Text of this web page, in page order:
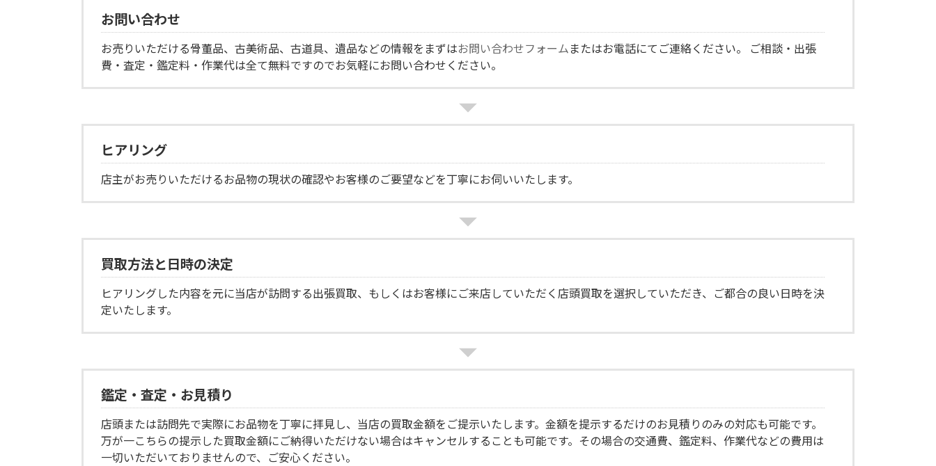
お問い合わせ
お売りいただける骨董品、古美術品、古道具、遺品などの情報をまずはお問い合わせフォーム またはお電話にてご連絡ください。 ご相談・出張
費・査定・鑑定料・作業代は全て無料ですのでお気軽にお問い合わせください。
ヒアリング
店主がお売りいただけるお品物の現状の確認やお客様のご要望などを丁寧にお伺いいたします。
買取方法と日時の決定
ヒアリングした内容を元に当店が訪問する出張買取、もしくはお客様にご来店していただく店頭買取を選択していただき、ご都合の良い日時を決
定いたします。
鑑定・査定・お見積り
店頭または訪問先で実際にお品物を丁寧に拝見し、当店の買取金額をご提示いたします。金額を提示するだけのお見積りのみの対応も可能です。
万が一こちらの提示した買取金額にご納得いただけない場合はキャンセルすることも可能です。その場合の交通費、鑑定料、作業代などの費用は
一切いただいておりませんので、ご安心ください。